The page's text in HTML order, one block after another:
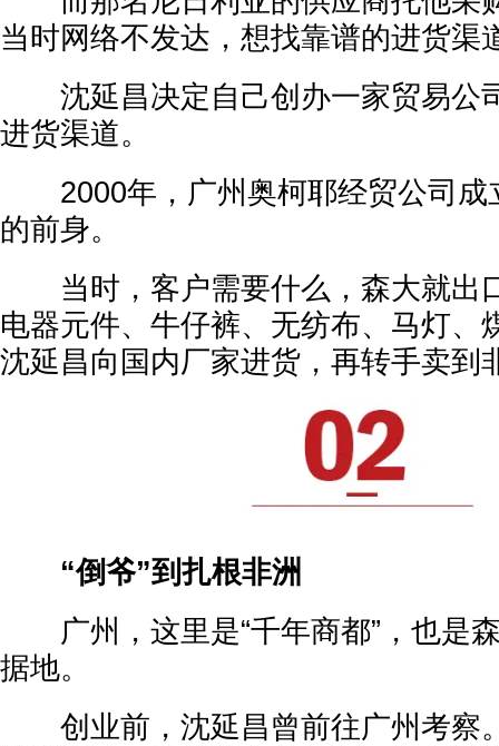
当时网络不发达，想找靠谱的进货渠
沈延昌决定自己创办一家贸易公
进货渠道。
2000年，广州奥柯耶经贸公司成
的前身。
当时，客户需要什么，森大就出
电器元件、牛仔裤、无纺布、马灯
沈延昌向国内厂家进货，再转手卖到
“倒爷”到扎根非洲
广州，这里是“千年商都”，也是
据地。
创业前，沈延昌曾前往广州考察